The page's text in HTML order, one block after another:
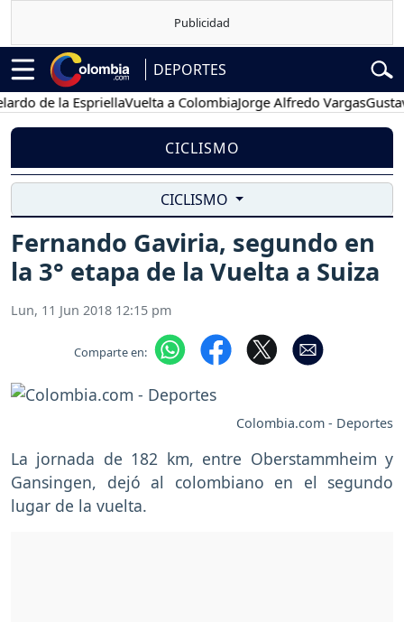
DEPORTES
la EspriellaVuelta a ColombiaJorge Alfredo VargasGustavo
CICLISMO
CICLISMO
Fernando Gaviria, segundo en
la 3° etapa de la Vuelta a Suiza
Lun, 11 Jun 2018 12:15 pm
Comparte en:
Colombia.com - Deportes
La jornada de 182 km, entre Oberstammheim y
Gansingen, dejó al colombiano en el segundo
lugar de la vuelta.